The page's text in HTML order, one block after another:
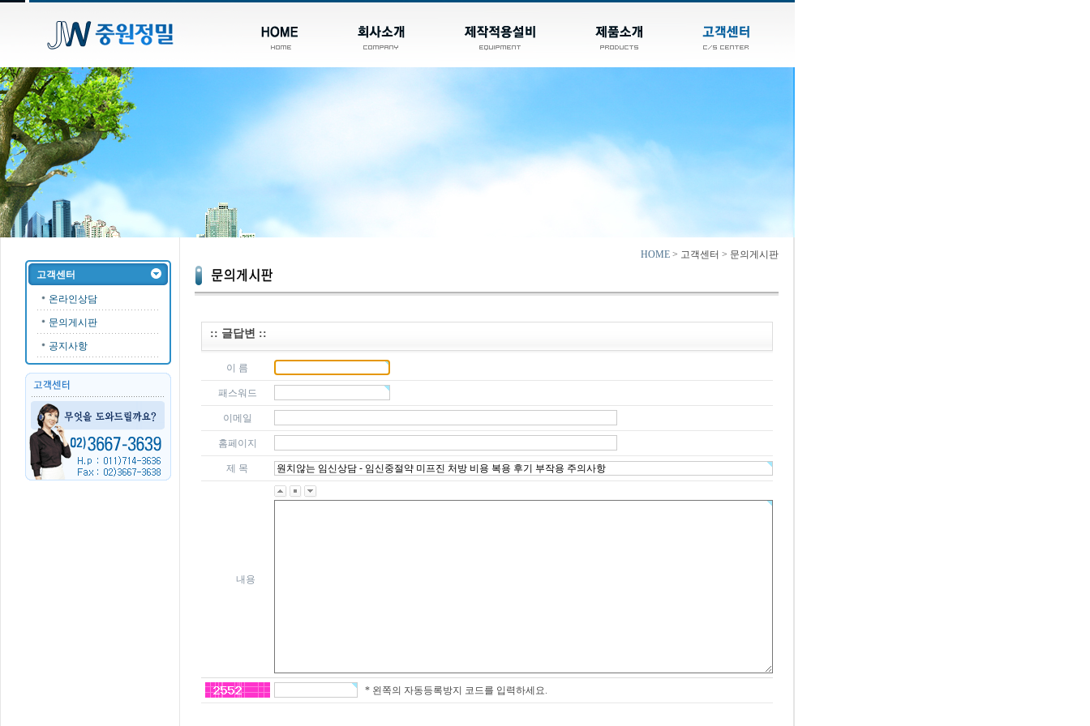
고객센터
온라인상담
문의게시판
공지사항
HOME > 고객센터 > 문의게시판
:: 글답변 ::
이 름
패스워드
이메일
홈페이지
제 목
내용
* 왼쪽의 자동등록방지 코드를 입력하세요.